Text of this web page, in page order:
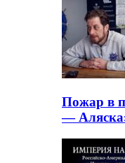
Пожар в
—